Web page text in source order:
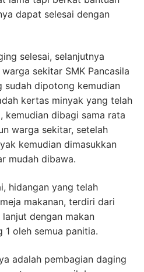
dapat selesai dengan
selesai, selanjutnya
sekitar SMK Pancasila
sudah dipotong kemudian
kertas minyak yang telah
kemudian dibagi sama rata
warga sekitar, setelah
kemudian dimasukkan
mudah dibawa.
hidangan yang telah
makanan, terdiri dari
dengan makan
1 oleh semua panitia.
adalah pembagian daging